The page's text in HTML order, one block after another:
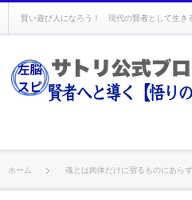
賢い遊び人になろう！ 現代の賢者として生き
ホーム 魂とは肉体だけに宿るものにあら